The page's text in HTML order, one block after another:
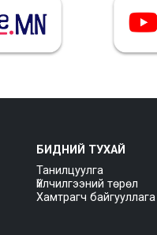
БИДНИЙ ТУХАЙ
Танилцуулга
Үйлчилгээний төрөл
Хамтрагч байгууллага